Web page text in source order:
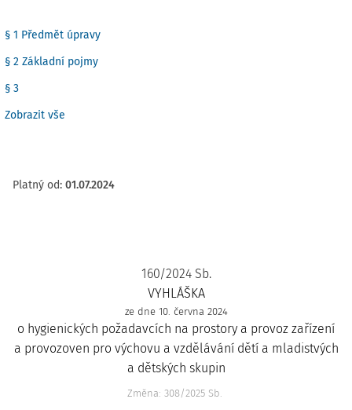
§ 1 Předmět úpravy
§ 2 Základní pojmy
§ 3
Zobrazit vše
Platný od: 01.07.2024
160/2024 Sb.
VYHLÁŠKA
ze dne 10. června 2024
o hygienických požadavcích na prostory a provoz zařízení
a provozoven pro výchovu a vzdělávání dětí a mladistvých
a dětských skupin
Změna: 308/2025 Sb.